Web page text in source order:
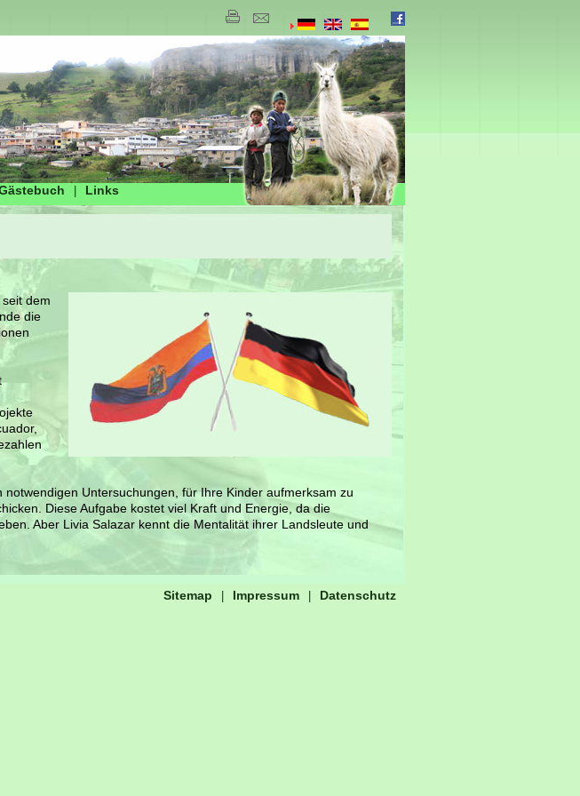
Links
dem
die
Untersuchungen, für Ihre Kinder aufmerksam zu
Diese Aufgabe kostet viel Kraft und Energie, da die
Aber Livia Salazar kennt die Mentalität ihrer Landsleute und
Sitemap Impressum Datenschutz